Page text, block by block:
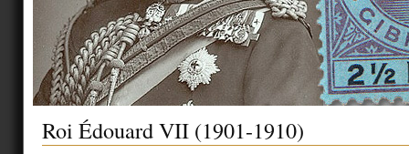
Roi Édouard VII (1901-1910)